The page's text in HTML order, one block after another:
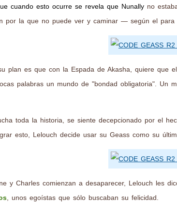
cuando esto ocurre se revela que Nunally no
por la que no puede ver y caminar — según el para
plan es que con la Espada de Akasha, quiere que
palabras un mundo de "bondad obligatoria". Un
toda la historia, se siente decepcionado por el
esto, Lelouch decide usar su Geass como su
y Charles comienzan a desaparecer, Lelouch les
, unos egoístas que sólo buscaban su felicidad.